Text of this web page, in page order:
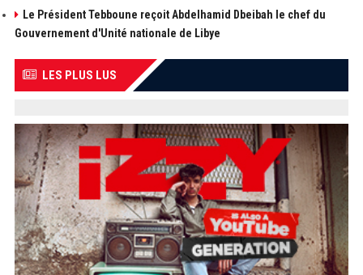
Le Président Tebboune reçoit Abdelhamid Dbeibah le chef du
Gouvernement d'Unité nationale de Libye
LES PLUS LUS